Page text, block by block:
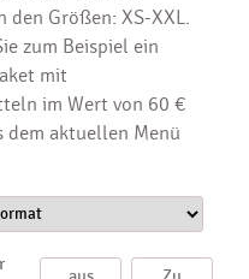
Größen: XS-XXL.
zum Beispiel ein
mit
im Wert von 60 €
dem aktuellen Menü